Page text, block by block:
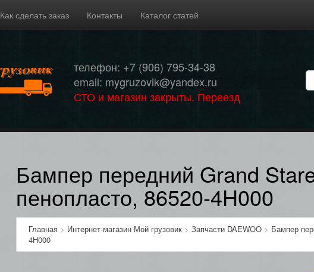
Как сделать заказ Контакты Каталог статей
телефон: +7 (906) 795-34-38
email: mygruzovik@yandex.ru
СТО и магазин закрыты. Переезд
Бампер передний Grand
пенопласто, 86520-4H000
Главная> Интернет-магазин Мой грузовик> Запчасти DAEWOO> Бампер
4H000